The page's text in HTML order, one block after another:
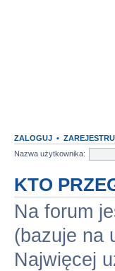
ZALOGUJ •
Nazwa użytkownika:
KTO
Na forum
(bazuje na
Najwięcej